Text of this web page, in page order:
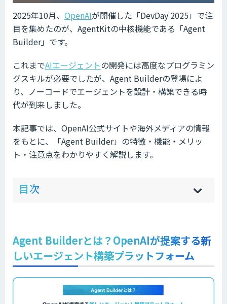
2025年10月、 OpenAIが開催した「DevDay 2025」で注
目を集めたのが、AgentKitの中核機能である「Agent
Builder」です。
これまでAIエージェントの開発には高度なプログラミン
グスキルが必要でしたが、Agent Builderの登場によ
り、ノーコードでエージェントを設計・構築できる時
代が到来しました。
本記事では、OpenAI公式サイトや海外メディアの情報
をもとに、「Agent Builder」の特徴・機能・メリッ
ト・注意点をわかりやすく解説します。
目次 hi
]
sh
]
Agent Builderとは？OpenAIが提案する新
しいエージェント構築プラットフォーム